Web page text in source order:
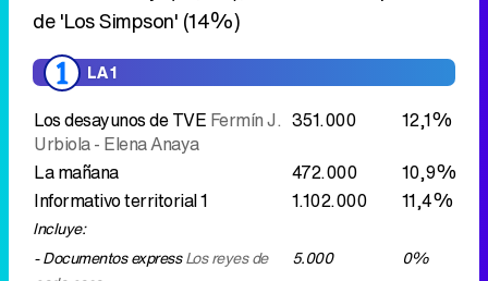
La mañana
Informativo territorial 1
Incluye:
- Documentos expressLos reyes de
cada casa
5.000 0%
Corazón 1.460.000 12%
ANTENA 3
Espejo Público 461.000
14,5%